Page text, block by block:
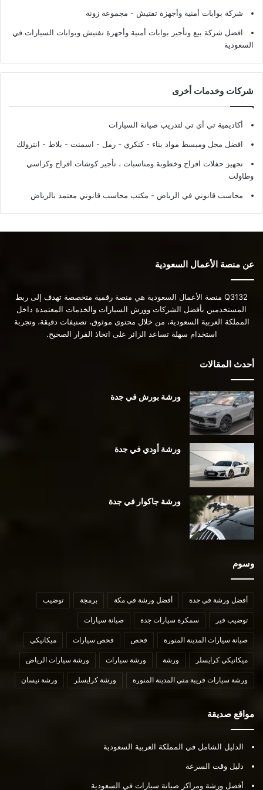
شركة بوابات أمنية وأجهزة تفتيش - مجموعة زونة
افضل شركة بيع وتأجير بوابات أمنية وأجهزة تفتيش وبوابات السيارات في
السعودية
شركات وخدمات أخرى
أكاديمية تي أي تي لتدريب صيانة السيارات
افضل محل ومبسط مواد بناء - كنكري - رمل - اسمنت - بلاط - انترولك
تجهيز حفلات افراح وخطوبة ومناسبات ، تأجير كوشات افراح وكراسي
وطاولت
محاسب قانوني في الرياض - مكتب محاسب قانوني معتمد بالرياض
عن منصة الأعمال السعودية
Q3132 منصة الأعمال السعودية هي منصة رقمية متخصصة تهدف إلى ربط
المستخدمين بأفضل الشركات وورش السيارات والخدمات المعتمدة داخل
المملكة العربية السعودية، من خلال محتوى موثوق، تصنيفات دقيقة، وتجربة
استخدام سهلة تساعد الزائر على اتخاذ القرار الصحيح.
أحدث المقالات
ورشة بورش في جدة
ورشة أودي في جدة
ورشة جاكوار في جدة
وسوم
أفضل ورشة في جدة أفضل ورشة في مكة برمجة توضيب
توضيب قير سمكرة سيارات جدة صيانة سيارات
صيانة سيارات المدينة المنورة فحص فحص سيارات ميكانيكي
ميكانيكي كرايسلر ورشة ورشة سيارات ورشة سيارات الرياض
ورشة سيارات قريبة مني المدينة المنورة ورشة كرايسلر ورشة نيسان
مواقع صديقة
الدليل الشامل في المملكة العربية السعودية
دليل وقت السرعة
أفضل ورشة ومراكز صيانة سيارات في السعودية